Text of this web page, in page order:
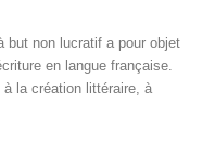
but non lucratif a pour objet
en langue française.
à la création littéraire, à